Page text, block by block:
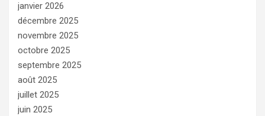
janvier 2026
décembre 2025
novembre 2025
octobre 2025
septembre 2025
août 2025
juillet 2025
juin 2025